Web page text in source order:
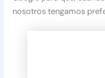
nosotros tengamos